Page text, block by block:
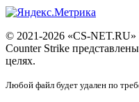
© 2021-2026 «CS-
Counter Strike
целях.
Любой файл будет удален по